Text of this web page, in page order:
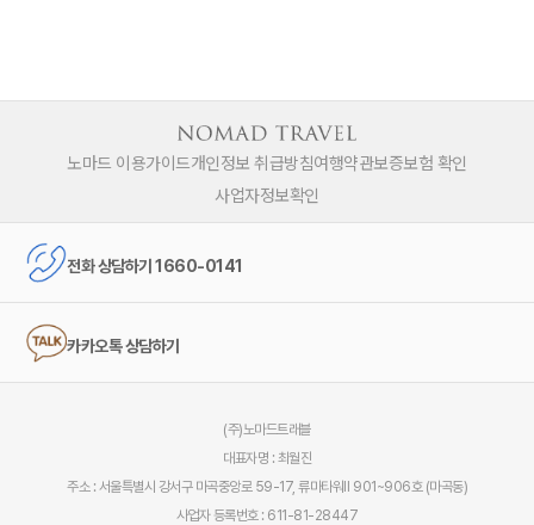
노마드 이용가이드개인정보 취급방침여행약관보증보험 확인
사업자정보확인
전화 상담하기 1660-0141
카카오톡 상담하기
(주)노마드트래블
대표자명 : 최월진
주소 : 서울특별시 강서구 마곡중앙로 59-17, 류마타워Ⅱ 901~906호 (마곡동)
사업자 등록번호 : 611-81-28447